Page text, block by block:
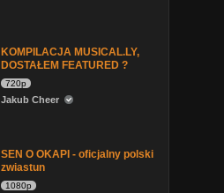
KOMPILACJA MUSICAL.LY,
DOSTAŁEM FEATURED ?
720p
Jakub Cheer
SEN O OKAPI - oficjalny polski
zwiastun
1080p